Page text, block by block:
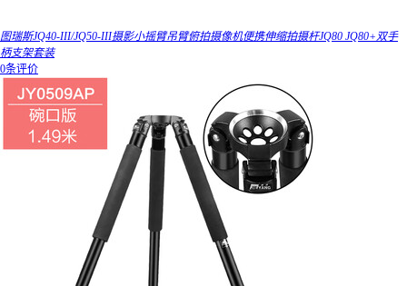
图瑞斯JQ40-III/JQ50-III摄影小摇臂吊臂俯拍摄像机便携伸缩拍摄杆JQ80 JQ80+双手
柄支架套装
0条评价